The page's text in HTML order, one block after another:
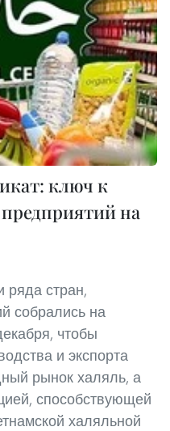
ключ к
на
ряда стран,
собрались на
чтобы
и экспорта
рынок халяль, а
способствующей
халяльной